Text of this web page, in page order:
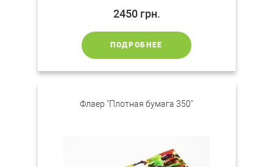
2450 грн.
ПОДРОБНЕЕ
Флаер "Плотная бумага 350"